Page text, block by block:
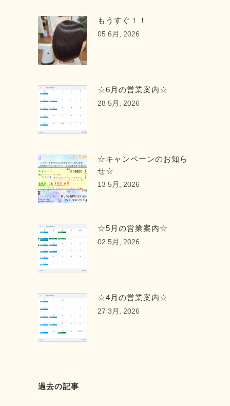
もうすぐ！！
05 6月, 2026
☆6月の営業案内☆
28 5月, 2026
☆キャンペーンのお知ら
せ☆
13 5月, 2026
☆5月の営業案内☆
02 5月, 2026
☆4月の営業案内☆
27 3月, 2026
過去の記事